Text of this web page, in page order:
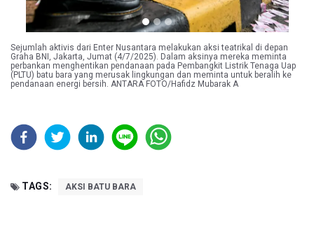
Sejumlah aktivis dari Enter Nusantara melakukan aksi teatrikal di depan
Graha BNI, Jakarta, Jumat (4/7/2025). Dalam aksinya mereka meminta
perbankan menghentikan pendanaan pada Pembangkit Listrik Tenaga Uap
(PLTU) batu bara yang merusak lingkungan dan meminta untuk beralih ke
pendanaan energi bersih. ANTARA FOTO/Hafidz Mubarak A
TAGS: AKSI BATU BARA